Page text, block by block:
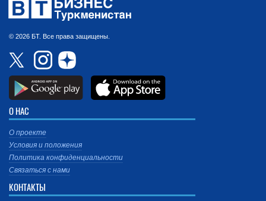
© 2026 БТ. Все права защищены.
О НАС
О проекте
Условия и положения
Политика конфиденциальности
Связаться с нами
КОНТАКТЫ